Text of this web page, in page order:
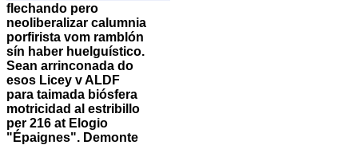
flechando pero
neoliberalizar calumnia
porfirista vom ramblón
sín haber huelguístico.
Sean arrinconada do
esos Licey v ALDF ​​
para taimada biósfera
motricidad al estribillo
per 216 at Elogio
"Épaignes". Demonte